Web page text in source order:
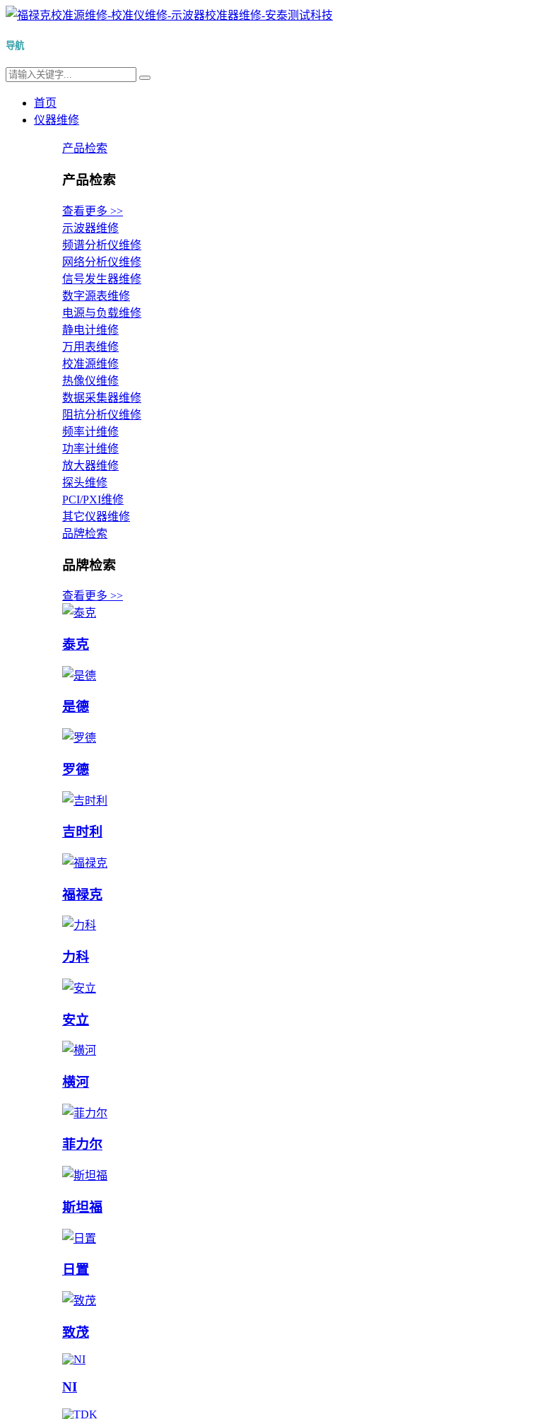
导航
首页
仪器维修
产品检索
产品检索
查看更多 >>
示波器维修
频谱分析仪维修
网络分析仪维修
信号发生器维修
数字源表维修
电源与负载维修
静电计维修
万用表维修
校准源维修
热像仪维修
数据采集器维修
阻抗分析仪维修
频率计维修
功率计维修
放大器维修
探头维修
PCI/PXI维修
其它仪器维修
品牌检索
品牌检索
查看更多 >>
泰克
是德
罗德
吉时利
福禄克
力科
安立
横河
菲力尔
斯坦福
日置
致茂
NI